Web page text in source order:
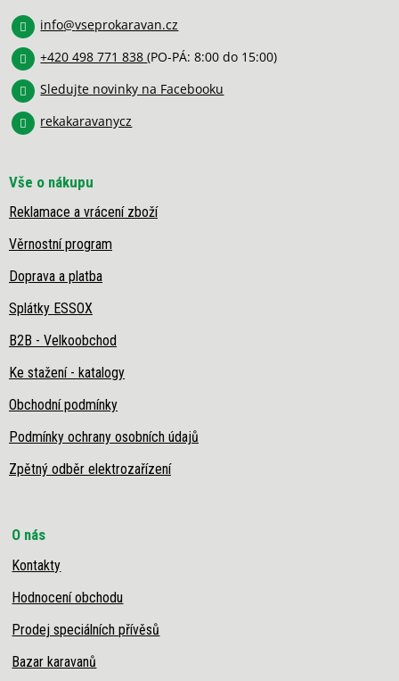
v
y
info@vseprokaravan.cz
+420 498 771 838(PO-PÁ: 8:00 do 15:00)
Sledujte novinky na Facebooku
rekakaravanycz
Vše o nákupu
Reklamace a vrácení zboží
Věrnostní program
Doprava a platba
Splátky ESSOX
B2B - Velkoobchod
Ke stažení - katalogy
Obchodní podmínky
Podmínky ochrany osobních údajů
Zpětný odběr elektrozařízení
O nás
Kontakty
Hodnocení obchodu
Prodej speciálních přívěsů
Bazar karavanů